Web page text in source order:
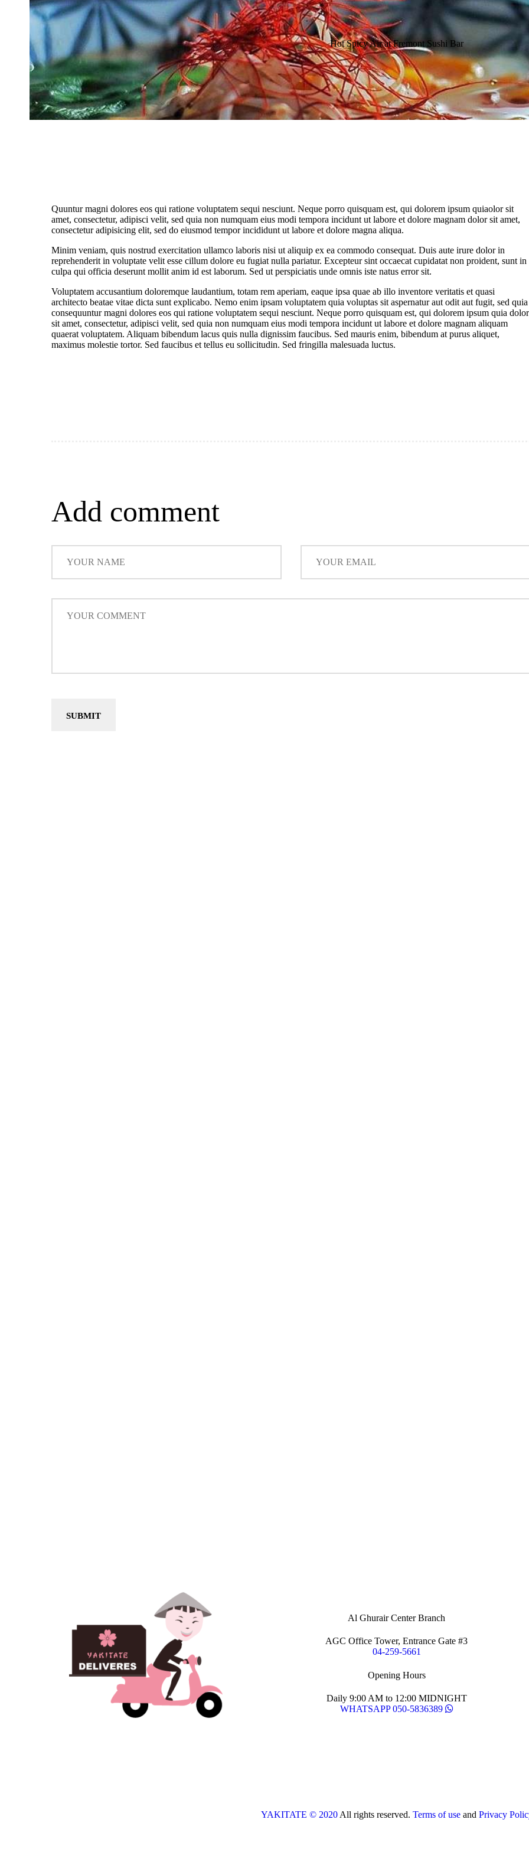
Hot Spicy Air at Fremont Sushi Bar
Quuntur magni dolores eos qui ratione voluptatem sequi nesciunt. Neque porro quisquam est, qui dolorem ipsum quiaolor sit
amet, consectetur, adipisci velit, sed quia non numquam eius modi tempora incidunt ut labore et dolore magnam dolor sit amet,
consectetur adipisicing elit, sed do eiusmod tempor incididunt ut labore et dolore magna aliqua.
Minim veniam, quis nostrud exercitation ullamco laboris nisi ut aliquip ex ea commodo consequat. Duis aute irure dolor in
reprehenderit in voluptate velit esse cillum dolore eu fugiat nulla pariatur. Excepteur sint occaecat cupidatat non proident, sunt in
culpa qui officia deserunt mollit anim id est laborum. Sed ut perspiciatis unde omnis iste natus error sit.
Voluptatem accusantium doloremque laudantium, totam rem aperiam, eaque ipsa quae ab illo inventore veritatis et quasi
architecto beatae vitae dicta sunt explicabo. Nemo enim ipsam voluptatem quia voluptas sit aspernatur aut odit aut fugit, sed quia
consequuntur magni dolores eos qui ratione voluptatem sequi nesciunt. Neque porro quisquam est, qui dolorem ipsum quia dolor
sit amet, consectetur, adipisci velit, sed quia non numquam eius modi tempora incidunt ut labore et dolore magnam aliquam
quaerat voluptatem. Aliquam bibendum lacus quis nulla dignissim faucibus. Sed mauris enim, bibendum at purus aliquet,
maximus molestie tortor. Sed faucibus et tellus eu sollicitudin. Sed fringilla malesuada luctus.
Add comment
Al Ghurair Center Branch
AGC Office Tower, Entrance Gate #3
04-259-5661
Opening Hours
Daily 9:00 AM to 12:00 MIDNIGHT
WHATSAPP 050-5836389
YAKITATE © 2020All rights reserved. Terms of useand Privacy